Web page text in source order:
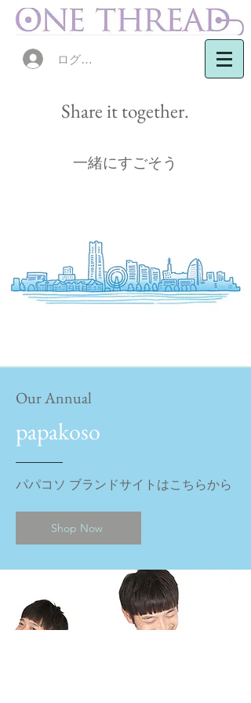
ログイン
Share it together.
一緒にすごそう
Our Annual
papakoso
​パパコソ ブランドサイトはこちらから
Shop Now